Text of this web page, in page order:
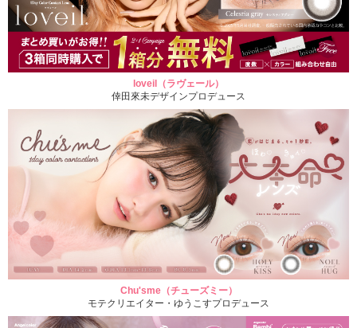
loveil（ラヴェール）
倖田來未デザインプロデュース
Chu'sme（チューズミー）
モテクリエイター・ゆうこすプロデュース